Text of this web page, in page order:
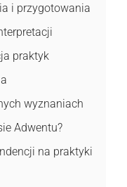
i przygotowania
praktyk
wyznaniach
Adwentu?
na praktyki